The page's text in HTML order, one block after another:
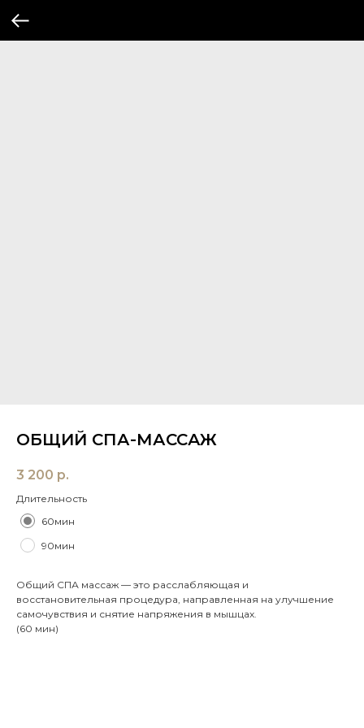
ОБЩИЙ СПА-МАССАЖ
3 200 р.
Длительность
60мин
90мин
Общий СПА массаж — это расслабляющая и
восстановительная процедура, направленная на улучшение
самочувствия и снятие напряжения в мышцах.
(60 мин)